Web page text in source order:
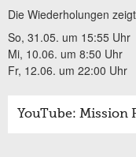
Die Wiederholungen
So, 31.05. um 15:55 Uhr
Mi, 10.06. um 8:50 Uhr
Fr, 12.06. um 22:00 Uhr
YouTube: Mission